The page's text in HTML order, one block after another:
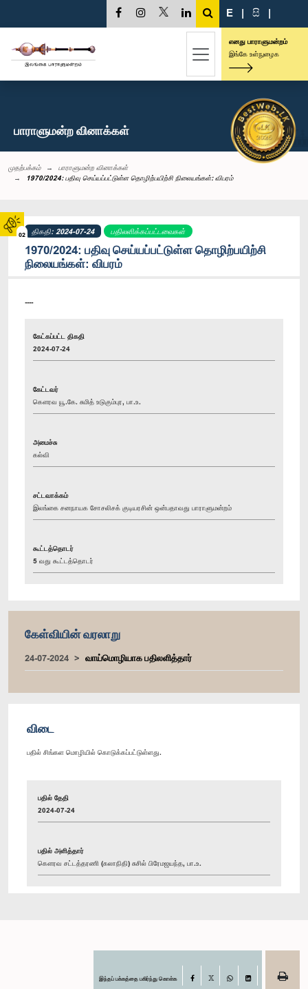
02
E | සි |
எனது பாராளுமன்றம்
இங்கே உள்நுழைக
பாராளுமன்ற வினாக்கள்
முதற்பக்கம்
பாராளுமன்ற வினாக்கள்
1970/2024: பதிவு செய்யப்பட்டுள்ள தொழிற்பயிற்சி நிலையங்கள்: விபரம்
திகதி: 2024-07-24 பதிலளிக்கப்பட்டவைகள்
1970/2024: பதிவு செய்யப்பட்டுள்ள தொழிற்பயிற்சி
நிலையங்கள்: விபரம்
----
கேட்கப்பட்ட திகதி
2024-07-24
கேட்டவர்
கௌரவ யூ.கே. சுமித் உடுகும்புர, பா.உ.
அமைச்சு
கல்வி
சட்டவாக்கம்
இலங்கை சனநாயக சோசலிசக் குடியரசின் ஒன்பதாவது பாராளுமன்றம்
கூட்டத்தொடர்
5 வது கூட்டத்தொடர்
கேள்வியின் வரலாறு
24-07-2024 வாய்மொழியாக பதிலளித்தார்
விடை
பதில் சிங்கள மொழியில் கொடுக்கப்பட்டுள்ளது.
பதில் தேதி
2024-07-24
பதில் அளித்தார்
கௌரவ சட்டத்தரணி (கலாநிதி) சுசில் பிரேமஜயந்த, பா.உ.
இந்தப் பக்கத்தை பகிர்ந்து கொள்க Facebook